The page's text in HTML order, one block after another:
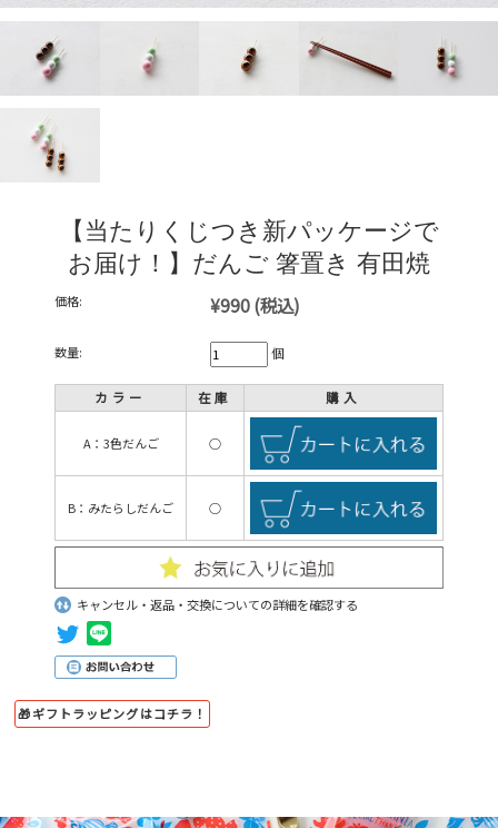
【当たりくじつき新パッケージで
お届け！】だんご 箸置き 有田焼
価格: ¥990(税込)
数量: 個
カラー 在庫 購入
A：3色だんご ○
B：みたらしだんご ○
キャンセル・返品・交換についての詳細を確認する
🎁ギフトラッピングはコチラ！